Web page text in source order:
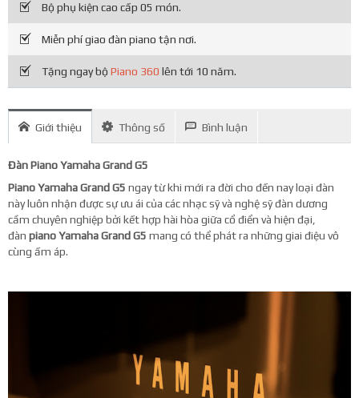
Bộ phụ kiện cao cấp 05 món.
Miễn phí giao đàn piano tận nơi.
Tặng ngay bộ Piano 360 lên tới 10 năm.
Giới thiệu Thông số Bình luận
Đàn Piano Yamaha Grand G5
Piano Yamaha Grand G5 ngay từ khi mới ra đời cho đến nay loại đàn
này luôn nhận được sự ưu ái của các nhạc sỹ và nghệ sỹ đàn dương
cầm chuyên nghiệp bởi kết hợp hài hòa giữa cổ điển và hiện đại,
đàn piano Yamaha Grand G5 mang có thể phát ra những giai điệu vô
cùng ấm áp.